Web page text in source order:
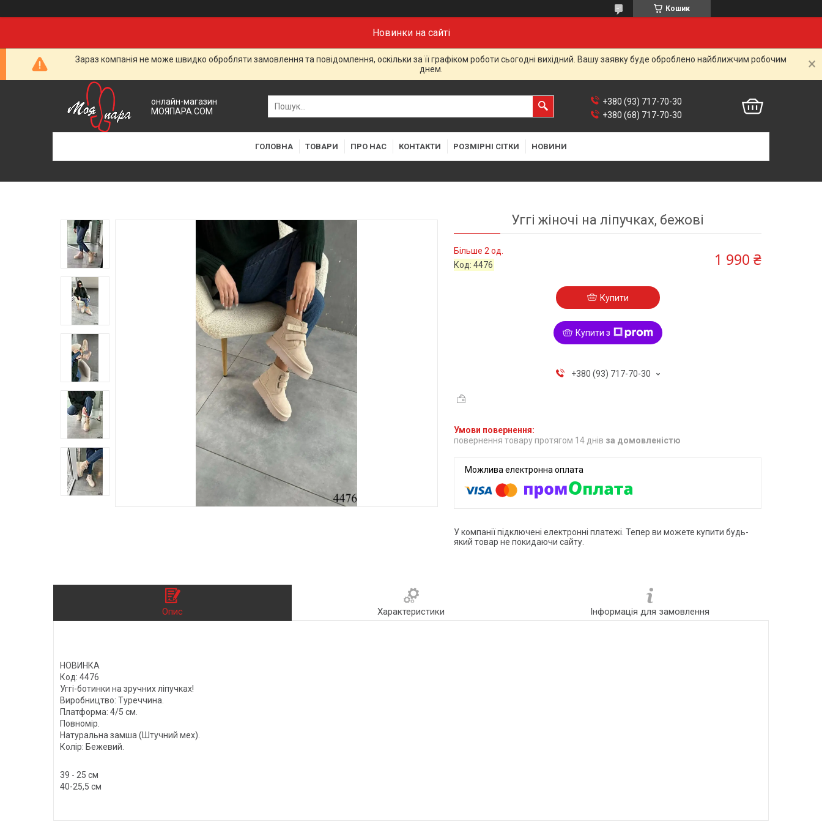
Кошик
Новинки на сайті
Зараз компанія не може швидко обробляти замовлення та повідомлення, оскільки за її графіком роботи сьогодні вихідний. Вашу заявку буде оброблено найближчим робочим
днем.
онлайн-магазин
МОЯПАРА.COM
+380 (93) 717-70-30
+380 (68) 717-70-30
ГОЛОВНА ТОВАРИ ПРО НАС КОНТАКТИ РОЗМІРНІ СІТКИ НОВИНИ
Уггі жіночі на ліпучках, бежові
Більше 2 од.
Код:4476 1 990 ₴
Купити
Купити з
+380 (93) 717-70-30
повернення товару протягом 14 днів за домовленістю
У компанії підключені електронні платежі. Тепер ви можете купити будь-
який товар не покидаючи сайту.
Опис Характеристики Інформація для замовлення
НОВИНКА
Код: 4476
Уггі-ботинки на зручних ліпучках!
Виробництво: Туреччина.
Платформа: 4/5 см.
Повномір.
Натуральна замша (Штучний мех).
Колір: Бежевий.
39 - 25 см
40-25,5 см